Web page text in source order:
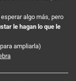
algo más, pero
le hagan lo que le
ampliarla)